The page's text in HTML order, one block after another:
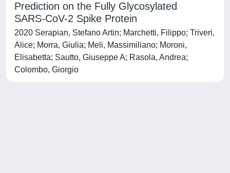
Prediction on the Fully Glycosylated
SARS-CoV-2 Spike Protein
2020 Serapian, Stefano Artin; Marchetti, Filippo; Triveri,
Alice; Morra, Giulia; Meli, Massimiliano; Moroni,
Elisabetta; Sautto, Giuseppe A; Rasola, Andrea;
Colombo, Giorgio